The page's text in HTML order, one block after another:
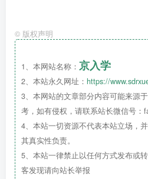
（上下滑动
有话说：
东城区幼儿园为全日制 小
在50—200人。
© 版权声明
1、本网站名称： 京入学
2、本站永久网址： https://
3、本网站的文章部分内容可能来源
考，如有侵权，请联系站长微信号：
4、本站一切资源不代表本站立场，
其真实性负责。
5、本站一律禁止以任何方式发布或
客发现请向站长举报